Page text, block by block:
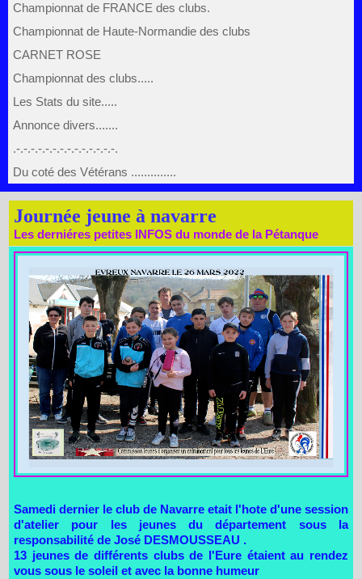
Championnat de FRANCE des clubs.
Championnat de Haute-Normandie des clubs
CARNET ROSE
Championnat des clubs.....
Les Stats du site.....
Annonce divers.......
.-.-.-.-.-.-.-.-.-.-.-.-.-.-.
Du coté des Vétérans ..............
Journée jeune à navarre
Les derniéres petites INFOS du monde de la Pétanque
Samedi dernier le club de Navarre etait l'hote d'une session
d'atelier pour les jeunes du département sous la
responsabilité de José DESMOUSSEAU .
13 jeunes de différents clubs de l'Eure étaient au rendez
vous sous le soleil et avec la bonne humeur